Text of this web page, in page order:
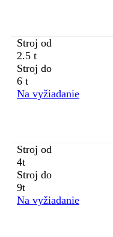
Stroj od
2.5 t
Stroj do
6 t
Na vyžiadanie
Stroj od
4t
Stroj do
9t
Na vyžiadanie